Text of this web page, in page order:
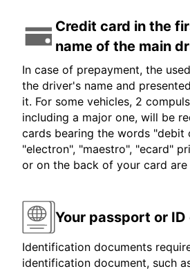
Credit card in the
name of the main
In case of prepayment, the
the driver's name and
it. For some vehicles, 2
including a major one, will be
cards bearing the words "debit
"electron", "maestro", "ecard"
or on the back of your card
Your passport or ID
Identification documents
identification document, such